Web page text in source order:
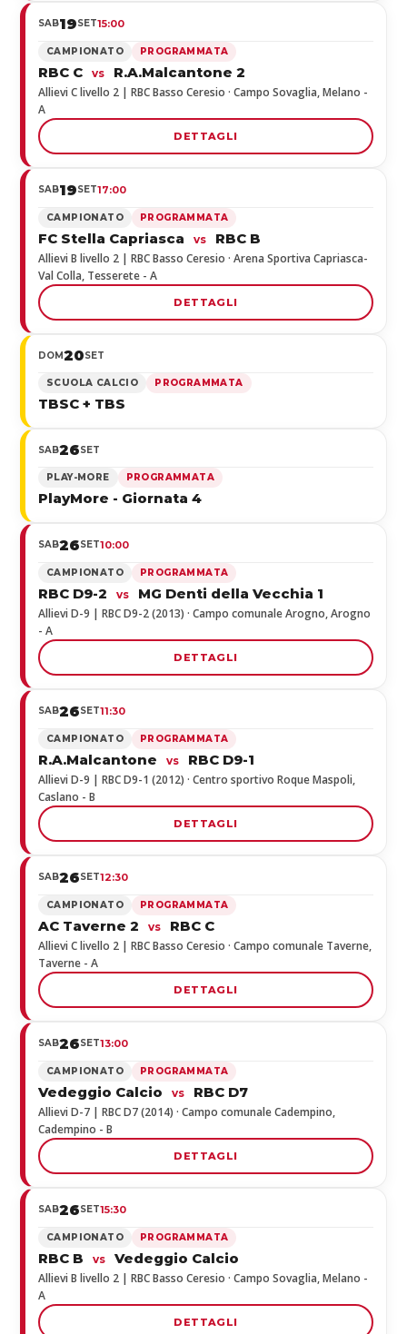
SAB19SET15:00
CAMPIONATO PROGRAMMATA
RBC C vs R.A.Malcantone 2
Allievi C livello 2 | RBC Basso Ceresio · Campo Sovaglia, Melano -
A
DETTAGLI
SAB19SET17:00
CAMPIONATO PROGRAMMATA
FC Stella Capriasca vs RBC B
Allievi B livello 2 | RBC Basso Ceresio · Arena Sportiva Capriasca-
Val Colla, Tesserete - A
DETTAGLI
DOM20SET
SCUOLA CALCIO PROGRAMMATA
TBSC + TBS
SAB26SET
PLAY-MORE PROGRAMMATA
PlayMore - Giornata 4
SAB26SET10:00
CAMPIONATO PROGRAMMATA
RBC D9-2 vs MG Denti della Vecchia 1
Allievi D-9 | RBC D9-2 (2013) · Campo comunale Arogno, Arogno
- A
DETTAGLI
SAB26SET11:30
CAMPIONATO PROGRAMMATA
R.A.Malcantone vs RBC D9-1
Allievi D-9 | RBC D9-1 (2012) · Centro sportivo Roque Maspoli,
Caslano - B
DETTAGLI
SAB26SET12:30
CAMPIONATO PROGRAMMATA
AC Taverne 2 vs RBC C
Allievi C livello 2 | RBC Basso Ceresio · Campo comunale Taverne,
Taverne - A
DETTAGLI
SAB26SET13:00
CAMPIONATO PROGRAMMATA
Vedeggio Calcio vs RBC D7
Allievi D-7 | RBC D7 (2014) · Campo comunale Cadempino,
Cadempino - B
DETTAGLI
SAB26SET15:30
CAMPIONATO PROGRAMMATA
RBC B vs Vedeggio Calcio
Allievi B livello 2 | RBC Basso Ceresio · Campo Sovaglia, Melano -
A
DETTAGLI